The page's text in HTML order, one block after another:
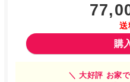
送
購
＼ 大好評 お家